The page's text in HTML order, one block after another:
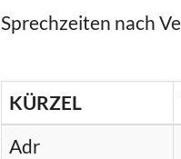
Sprechzeiten nach
KÜRZEL
Adr